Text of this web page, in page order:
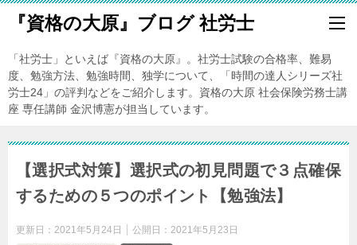
『資格の大原』ブログ 社労士
「社労士」といえば『資格の大原』。社労士試験の合格率、難易
度、勉強方法、勉強時間、独学について、「時間の達人シリーズ社
労士24」の評判などをご紹介します。資格の大原 社会保険労務士講
座 専任講師 金沢博憲が担当しています。
【選択式対策】選択式の初見問題で３点確保
するための５つのポイント【勉強法】
更新日： 2021年5月24日 公開日： 2021年5月23日